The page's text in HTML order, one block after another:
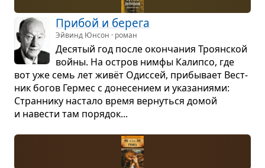
При­бой и берега
Эйвинд Юнсон · роман
Деся­тый год после окон­ча­ния Тро­ян­ской
войны. На остров нимфы Калипсо, где
вот уже семь лет живёт Одис­сей, при­бы­вает Вест­
ник богов Гер­мес с доне­се­нием и ука­за­ни­ями:
Стран­нику настало время вер­нуться домой
и наве­сти там поря­док...